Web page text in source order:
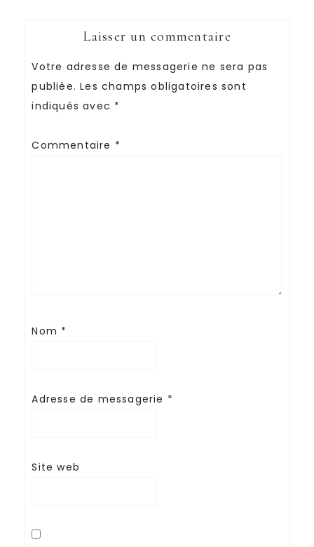
Laisser un commentaire
Votre adresse de messagerie ne sera pas
publiée. Les champs obligatoires sont
indiqués avec *
Commentaire *
Nom *
Adresse de messagerie *
Site web